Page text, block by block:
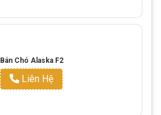
Bán Chó Alaska F2
Liên Hệ